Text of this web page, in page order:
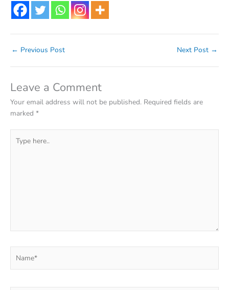
← Previous Post Next Post →
Leave a Comment
Your email address will not be published. Required fields are
marked *
here..